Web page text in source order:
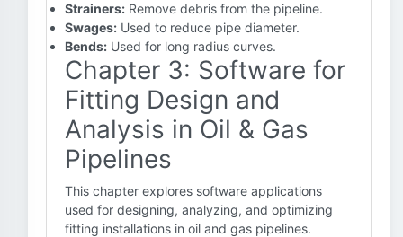
Strainers: Remove debris from the pipeline.
Swages: Used to reduce pipe diameter.
Bends: Used for long radius curves.
Chapter 3: Software for
Fitting Design and
Analysis in Oil & Gas
Pipelines
This chapter explores software applications
used for designing, analyzing, and optimizing
fitting installations in oil and gas pipelines.